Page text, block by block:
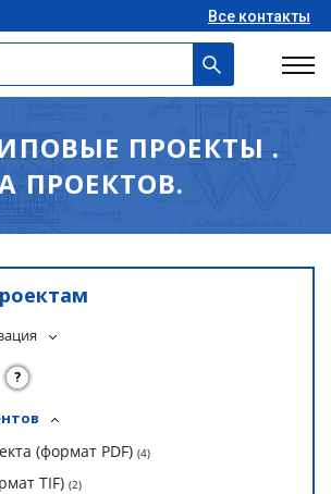
Все контакты
ПРОЕКТЫ .
ПРОЕКТОВ.
?
(формат PDF) (4)
TIF) (2)